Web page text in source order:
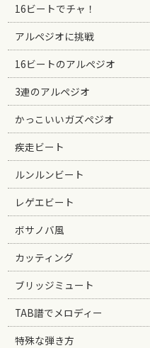
16ビートでチャ！
アルペジオに挑戦
16ビートのアルペジオ
3連のアルペジオ
かっこいいガズペジオ
疾走ビート
ルンルンビート
レゲエビート
ボサノバ風
カッティング
ブリッジミュート
TAB譜でメロディー
特殊な弾き方